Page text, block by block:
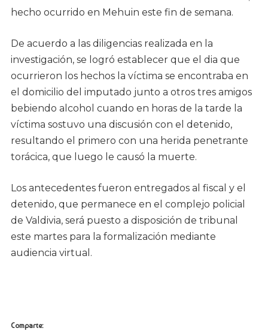
hecho ocurrido en Mehuin este fin de semana.
De acuerdo a las diligencias realizada en la
investigación, se logró establecer que el dia que
ocurrieron los hechos la víctima se encontraba en
el domicilio del imputado junto a otros tres amigos
bebiendo alcohol cuando en horas de la tarde la
víctima sostuvo una discusión con el detenido,
resultando el primero con una herida penetrante
torácica, que luego le causó la muerte.
Los antecedentes fueron entregados al fiscal y el
detenido, que permanece en el complejo policial
de Valdivia, será puesto a disposición de tribunal
este martes para la formalización mediante
audiencia virtual.
Comparte: